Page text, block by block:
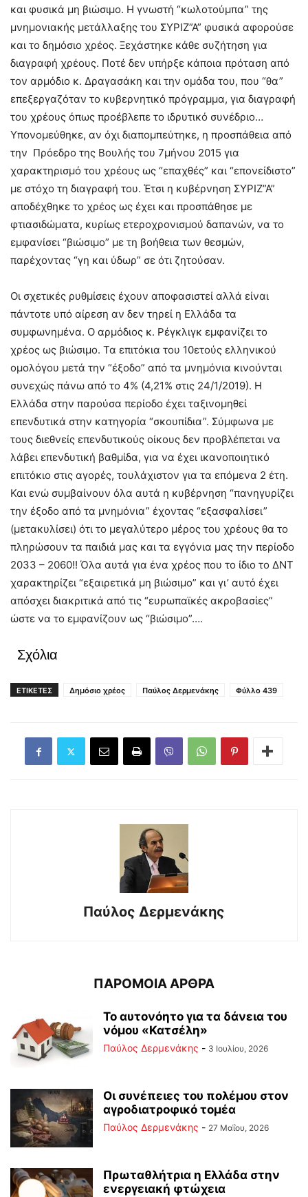
και φυσικά μη βιώσιμο. Η γνωστή “κωλοτούμπα” της
μνημονιακής μετάλλαξης του ΣΥΡΙΖ”Α” φυσικά αφορούσε
και το δημόσιο χρέος. Ξεχάστηκε κάθε συζήτηση για
διαγραφή χρέους. Ποτέ δεν υπήρξε κάποια πρόταση από
τον αρμόδιο κ. Δραγασάκη και την ομάδα του, που “θα”
επεξεργαζόταν το κυβερνητικό πρόγραμμα, για διαγραφή
του χρέους όπως προέβλεπε το ιδρυτικό συνέδριο…
Υπονομεύθηκε, αν όχι διαπομπεύτηκε, η προσπάθεια από
την Πρόεδρο της Βουλής του 7μήνου 2015 για
χαρακτηρισμό του χρέους ως “επαχθές” και “επονείδιστο”
με στόχο τη διαγραφή του. Έτσι η κυβέρνηση ΣΥΡΙΖ”Α”
αποδέχθηκε το χρέος ως έχει και προσπάθησε με
φτιασιδώματα, κυρίως ετεροχρονισμού δαπανών, να το
εμφανίσει “βιώσιμο” με τη βοήθεια των θεσμών,
παρέχοντας “γη και ύδωρ” σε ότι ζητούσαν.
Οι σχετικές ρυθμίσεις έχουν αποφασιστεί αλλά είναι
πάντοτε υπό αίρεση αν δεν τηρεί η Ελλάδα τα
συμφωνημένα. Ο αρμόδιος κ. Ρέγκλιγκ εμφανίζει το
χρέος ως βιώσιμο. Τα επιτόκια του 10ετούς ελληνικού
ομολόγου μετά την “έξοδο” από τα μνημόνια κινούνται
συνεχώς πάνω από το 4% (4,21% στις 24/1/2019). Η
Ελλάδα στην παρούσα περίοδο έχει ταξινομηθεί
επενδυτικά στην κατηγορία “σκουπίδια”. Σύμφωνα με
τους διεθνείς επενδυτικούς οίκους δεν προβλέπεται να
λάβει επενδυτική βαθμίδα, για να έχει ικανοποιητικό
επιτόκιο στις αγορές, τουλάχιστον για τα επόμενα 2 έτη.
Και ενώ συμβαίνουν όλα αυτά η κυβέρνηση “πανηγυρίζει
την έξοδο από τα μνημόνια” έχοντας “εξασφαλίσει”
(μετακυλίσει) ότι το μεγαλύτερο μέρος του χρέους θα το
πληρώσουν τα παιδιά μας και τα εγγόνια μας την περίοδο
2033 – 2060!! Όλα αυτά για ένα χρέος που το ίδιο το ΔΝΤ
χαρακτηρίζει “εξαιρετικά μη βιώσιμο” και γι’ αυτό έχει
απόσχει διακριτικά από τις “ευρωπαϊκές ακροβασίες”
ώστε να το εμφανίζουν ως “βιώσιμο”….
Σχόλια
ΕΤΙΚΕΤΕΣ Δημόσιο χρέος Παύλος Δερμενάκης Φύλλο 439
Παύλος Δερμενάκης
ΠΑΡΟΜΟΙΑ ΑΡΘΡΑ
Το αυτονόητο για τα δάνεια του
νόμου «Κατσέλη»
Παύλος Δερμενάκης - 3 Ιουλίου, 2026
Οι συνέπειες του πολέμου στoν
αγροδιατροφικό τομέα
Παύλος Δερμενάκης - 27 Μαΐου, 2026
Πρωταθλήτρια η Ελλάδα στην
ενεργειακή φτώχεια